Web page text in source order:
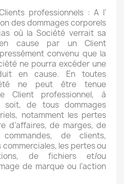
professionnels : A l’
des dommages corporels
où la Société verrait sa
cause par un Client
convenu que la
ne pourra excéder une
en cause. En toutes
ne peut être tenue
Client professionnel, à
de tous dommages
notamment les pertes
d’affaires, de marges, de
de clients,
commerciales, les pertes ou
de fichiers et/ou
de marque ou l’action